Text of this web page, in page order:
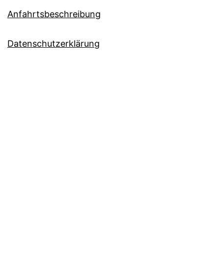
Anfahrtsbeschreibung
Datenschutzerklärung